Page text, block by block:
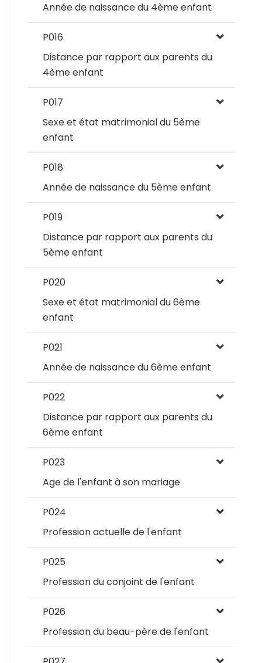
Année de naissance du 4ème enfant
P016
Distance par rapport aux parents du
4ème enfant
P017
Sexe et état matrimonial du 5ème
enfant
P018
Année de naissance du 5ème enfant
P019
Distance par rapport aux parents du
5ème enfant
P020
Sexe et état matrimonial du 6ème
enfant
P021
Année de naissance du 6ème enfant
P022
Distance par rapport aux parents du
6ème enfant
P023
Age de l'enfant à son mariage
P024
Profession actuelle de l'enfant
P025
Profession du conjoint de l'enfant
P026
Profession du beau-père de l'enfant